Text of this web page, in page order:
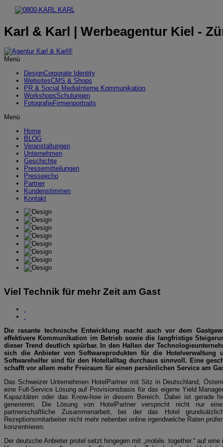
Karl & Karl | Werbeagentur Kiel -
Menü
DesignCorporate Identity
WebsitesCMS & Shops
PR & Social Media Interne Kommunikation
WorkshopsSchulungen
FotografieFirmenportraits
Menü
Home
BLOG
Veranstaltungen
Unternehmen
Geschichte
Pressemitteilungen
Presseecho
Partner
Kundenstimmen
Kontakt
Viel Technik für mehr Zeit am Gast
Die rasante technische Entwicklung macht auch vor dem
effektivere Kommunikation im Betrieb sowie die langfristige
dieser Trend deutlich spürbar. In den Hallen der
sich die Anbieter von Softwareprodukten für die Hotelverwaltung
Softwarehelfer sind für den Hotellalltag durchaus sinnvoll. Eine
schafft vor allem mehr Freiraum für einen persönlichen Service am
Das Schweizer Unternehmen HotelPartner mit Sitz in Deutschland,
eine Full-Service Lösung auf Provisionsbasis für das eigene Yield
Kapazitäten oder das Know-how in diesem Bereich. Dabei ist gerade
generieren. Die Lösung von HotelPartner verspricht nicht nur
partnerschaftliche Zusammenarbeit, bei der das Hotel
Rezeptionsmitarbeiter nicht mehr nebenbei online irgendwelche Raten
konzentrieren.
Der deutsche Anbieter protel setzt hingegen mit „mobile. together.“ auf